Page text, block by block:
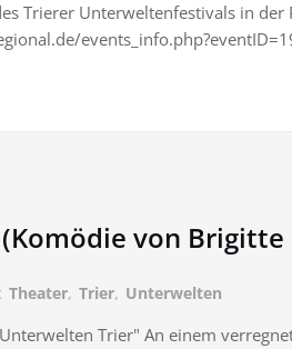
Trierer Unterweltenfestivals in der
von Brigitte
Theater, Trier, Unterwelten
Trier" An einem